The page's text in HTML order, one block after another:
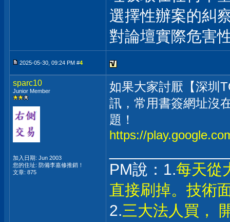
選擇性辦案的糾
對論壇實際危害
2025-05-30, 09:24 PM #4
sparc10
Junior Member
加入日期: Jun 2003
您的住址: 防備李嘉修推銷！
文章: 875
如果大家討厭【深圳
訊，常用書簽網址沒
題！
https://
PM說：1.每天從
直接刷掉。技術
2.三大法人買，